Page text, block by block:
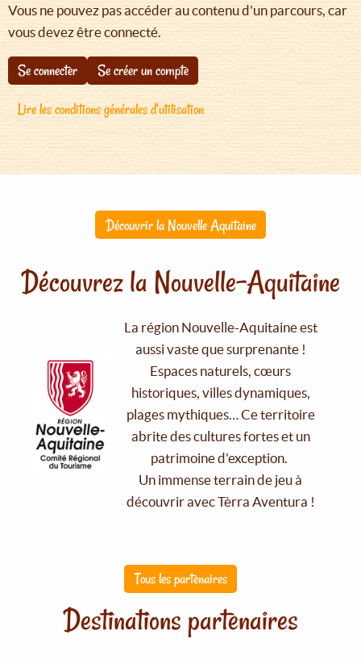
Vous ne pouvez pas accéder au contenu d'un parcours, car
vous devez être connecté.
Se connecter
Se créer un compte
Lire les conditions générales d'utilisation
Découvrir la Nouvelle Aquitaine
Découvrez la Nouvelle-Aquitaine
La région Nouvelle-Aquitaine est
aussi vaste que surprenante !
Espaces naturels, cœurs
historiques, villes dynamiques,
plages mythiques… Ce territoire
abrite des cultures fortes et un
patrimoine d'exception.
Un immense terrain de jeu à
découvrir avec Tèrra Aventura !
Tous les partenaires
Destinations partenaires